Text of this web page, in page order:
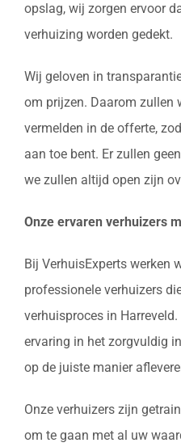
opslag, wij zorgen ervoor
verhuizing worden gedekt.
Wij geloven in
om prijzen. Daarom zullen
vermelden in de offerte,
aan toe bent. Er zullen
we zullen altijd open zijn
Onze ervaren verhuizers
Bij VerhuisExperts werken
professionele verhuizers
verhuisproces in
ervaring in het zorgvuldig
op de juiste manier
Onze verhuizers zijn
om te gaan met al uw